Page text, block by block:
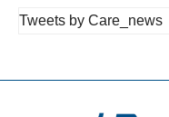
Tweets by Care_news